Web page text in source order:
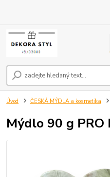
Úvod ČESKÁ MÝDLA a kosmetika
Mýdlo 90 g PRO